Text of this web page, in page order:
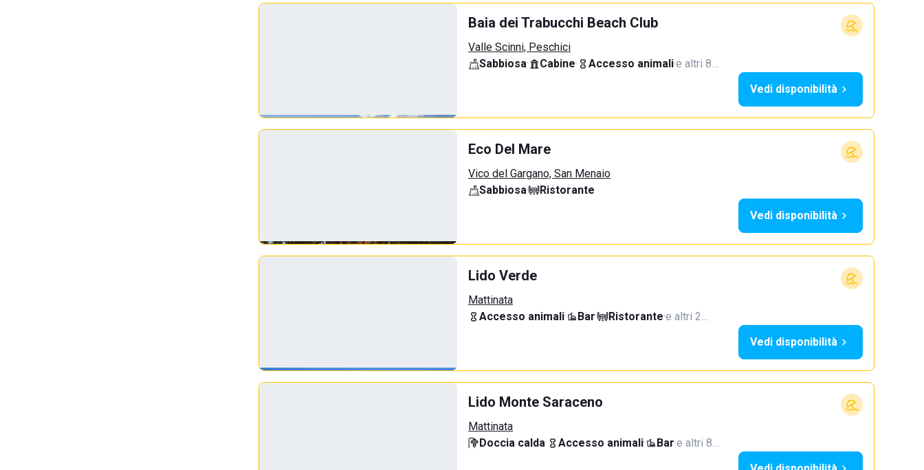
Baia dei Trabucchi Beach Club
Valle Scinni, Peschici
Sabbiosa· Cabine· Accesso animali·e altri 8…
Vedi disponibilità
Eco Del Mare
Vico del Gargano, San Menaio
Sabbiosa·
Ristorante
Vedi disponibilità
Lido Verde
Mattinata
Accesso animali· Bar· Ristorante·e altri 2…
Vedi disponibilità
Lido Monte Saraceno
Mattinata
Doccia calda· Accesso animali· Bar·e altri 8…